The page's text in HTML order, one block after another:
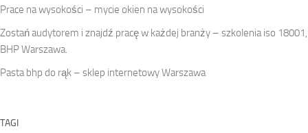
Prace na wysokości – mycie okien na wysokości
Zostań audytorem i znajdź pracę w każdej branży – szkolenia iso 18001,
BHP Warszawa.
Pasta bhp do rąk – sklep internetowy Warszawa
TAGI